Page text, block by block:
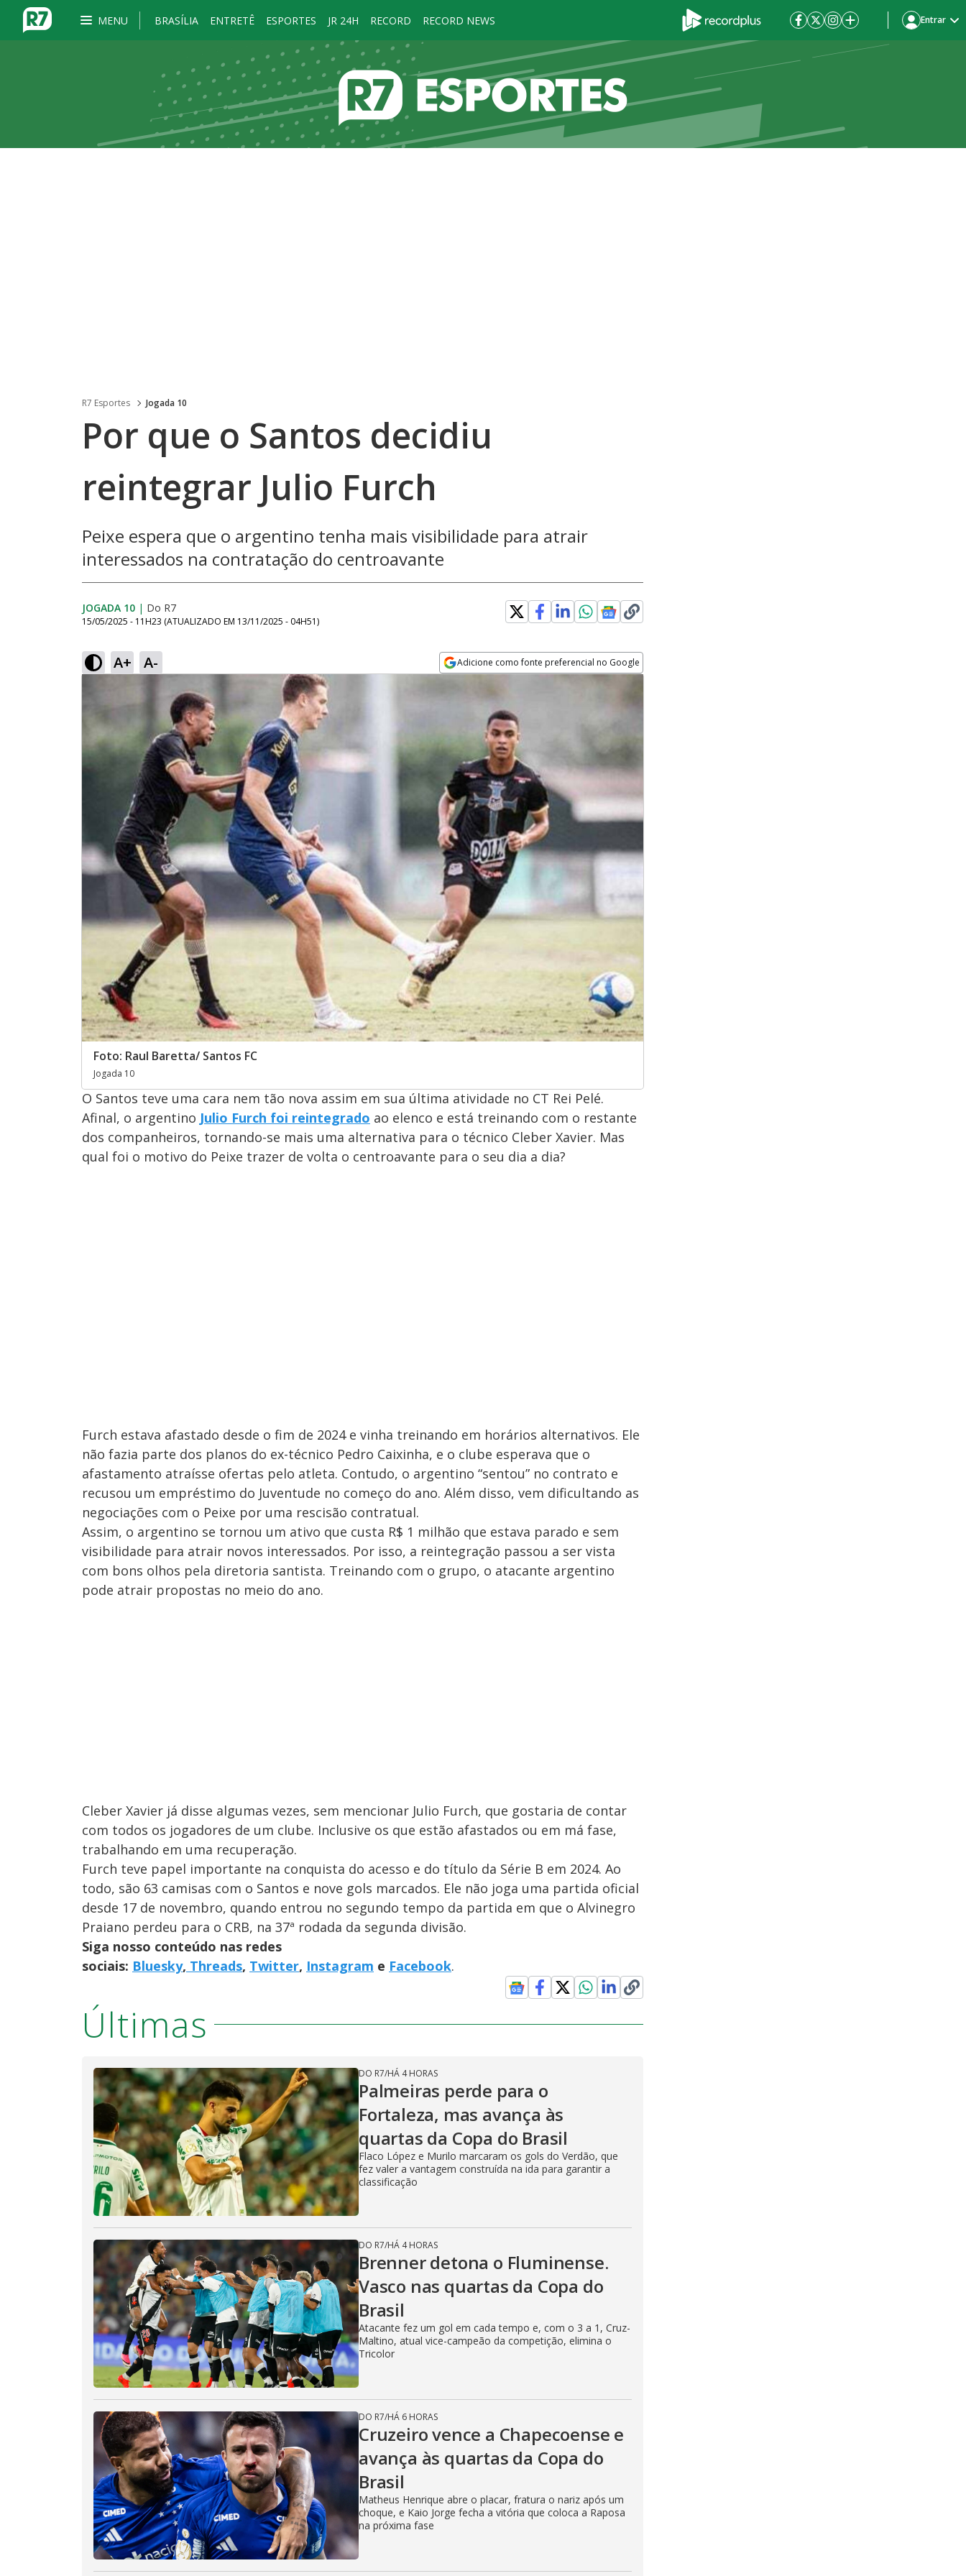
MENU BRASÍLIA ENTRETÊ ESPORTES JR 24H RECORD RECORD NEWS Entrar
R7 Esportes Jogada 10
Por que o Santos decidiu
reintegrar Julio Furch
Peixe espera que o argentino tenha mais visibilidade para atrair
interessados na contratação do centroavante
JOGADA 10 | Do R7
15/05/2025 - 11H23 (ATUALIZADO EM 13/11/2025 - 04H51)
A+ A- Adicione como fonte preferencial no Google
Foto: Raul Baretta/ Santos FC
Jogada 10
O Santos teve uma cara nem tão nova assim em sua última atividade no CT Rei Pelé.
Afinal, o argentino Julio Furch foi reintegrado ao elenco e está treinando com o restante
dos companheiros, tornando-se mais uma alternativa para o técnico Cleber Xavier. Mas
qual foi o motivo do Peixe trazer de volta o centroavante para o seu dia a dia?
Furch estava afastado desde o fim de 2024 e vinha treinando em horários alternativos. Ele
não fazia parte dos planos do ex-técnico Pedro Caixinha, e o clube esperava que o
afastamento atraísse ofertas pelo atleta. Contudo, o argentino “sentou” no contrato e
recusou um empréstimo do Juventude no começo do ano. Além disso, vem dificultando as
negociações com o Peixe por uma rescisão contratual.
Assim, o argentino se tornou um ativo que custa R$ 1 milhão que estava parado e sem
visibilidade para atrair novos interessados. Por isso, a reintegração passou a ser vista
com bons olhos pela diretoria santista. Treinando com o grupo, o atacante argentino
pode atrair propostas no meio do ano.
Cleber Xavier já disse algumas vezes, sem mencionar Julio Furch, que gostaria de contar
com todos os jogadores de um clube. Inclusive os que estão afastados ou em má fase,
trabalhando em uma recuperação.
Furch teve papel importante na conquista do acesso e do título da Série B em 2024. Ao
todo, são 63 camisas com o Santos e nove gols marcados. Ele não joga uma partida oficial
desde 17 de novembro, quando entrou no segundo tempo da partida em que o Alvinegro
Praiano perdeu para o CRB, na 37ª rodada da segunda divisão.
Siga nosso conteúdo nas redes
sociais: Bluesky, Threads, Twitter, Instagram e Facebook.
Últimas
DO R7/HÁ 4 HORAS
Palmeiras perde para o
Fortaleza, mas avança às
quartas da Copa do Brasil
Flaco López e Murilo marcaram os gols do Verdão, que
fez valer a vantagem construída na ida para garantir a
classificação
DO R7/HÁ 4 HORAS
Brenner detona o Fluminense.
Vasco nas quartas da Copa do
Brasil
Atacante fez um gol em cada tempo e, com o 3 a 1, Cruz-
Maltino, atual vice-campeão da competição, elimina o
Tricolor
DO R7/HÁ 6 HORAS
Cruzeiro vence a Chapecoense e
avança às quartas da Copa do
Brasil
Matheus Henrique abre o placar, fratura o nariz após um
choque, e Kaio Jorge fecha a vitória que coloca a Raposa
na próxima fase